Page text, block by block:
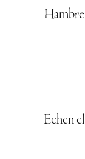
Echen